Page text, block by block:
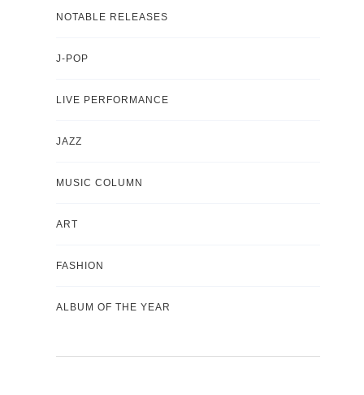
NOTABLE RELEASES
J-POP
LIVE PERFORMANCE
JAZZ
MUSIC COLUMN
ART
FASHION
ALBUM OF THE YEAR